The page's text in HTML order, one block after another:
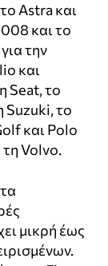
Astra και
και το
την
και
Seat, το
Suzuki, το
και Polo
τη Volvo.
μικρή έως